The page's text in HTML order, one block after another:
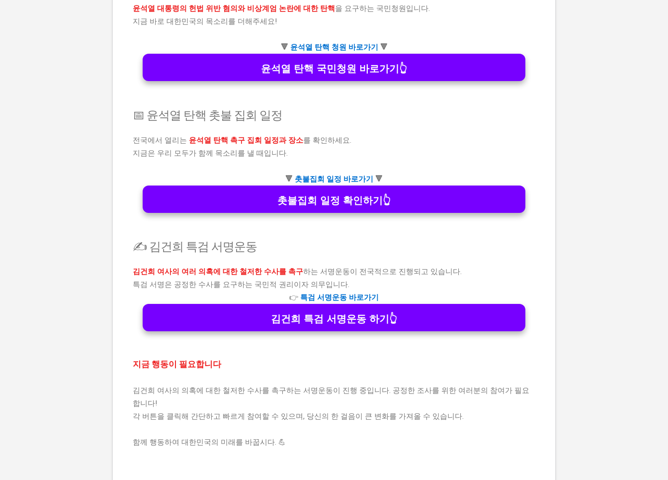
윤석열 대통령의 헌법 위반 혐의와 비상계엄 논란에 대한 탄핵을 요구하는 국민청원입니다.
지금 바로 대한민국의 목소리를 더해주세요!
🔻 윤석열 탄핵 청원 바로가기 🔻
윤석열 탄핵 국민청원 바로가기👆
📅 윤석열 탄핵 촛불 집회 일정
전국에서 열리는 윤석열 탄핵 촉구 집회 일정과 장소를 확인하세요.
지금은 우리 모두가 함께 목소리를 낼 때입니다.
🔻 촛불집회 일정 바로가기 🔻
촛불집회 일정 확인하기👆
✍️ 김건희 특검 서명운동
김건희 여사의 여러 의혹에 대한 철저한 수사를 촉구하는 서명운동이 전국적으로 진행되고 있습니다.
특검 서명은 공정한 수사를 요구하는 국민적 권리이자 의무입니다.
👉 특검 서명운동 바로가기
김건희 특검 서명운동 하기👆
지금 행동이 필요합니다
김건희 여사의 의혹에 대한 철저한 수사를 촉구하는 서명운동이 진행 중입니다. 공정한 조사를 위한 여러분의 참여가 필요
합니다!
각 버튼을 클릭해 간단하고 빠르게 참여할 수 있으며, 당신의 한 걸음이 큰 변화를 가져올 수 있습니다.
함께 행동하여 대한민국의 미래를 바꿉시다. 💪